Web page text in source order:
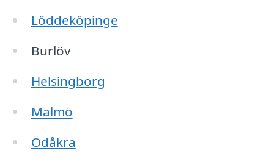
Löddeköpinge
Burlöv
Helsingborg
Malmö
Ödåkra